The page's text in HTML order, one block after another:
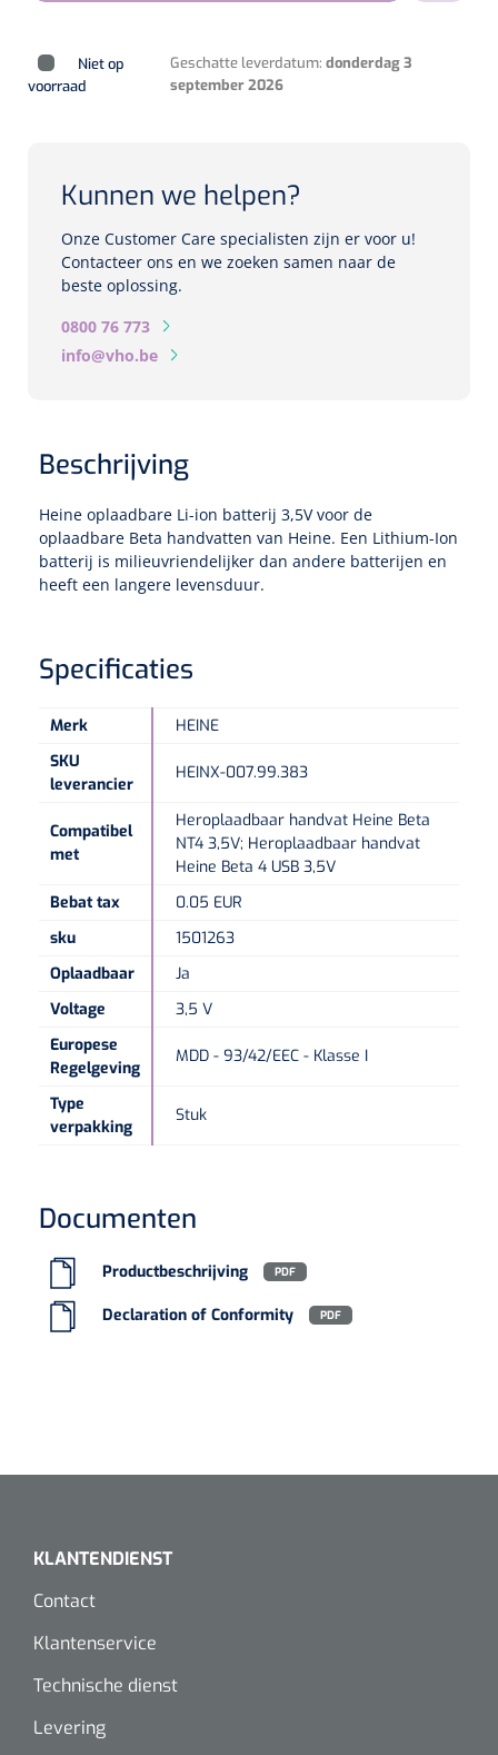
Biometers
Optische biometers
Pachimeters
Echo
Spleetlamp
Speculaire Microscopen
Lasers
Niet op
voorraad
Geschatte leverdatum: donderdag 3
september 2026
Kunnen we helpen?
Onze Customer Care specialisten zijn er voor u!
Contacteer ons en we zoeken samen naar de
beste oplossing.
0800 76 773
info@vho.be
Beschrijving
Heine oplaadbare Li-ion batterij 3,5V voor de
oplaadbare Beta handvatten van Heine. Een Lithium-Ion
batterij is milieuvriendelijker dan andere batterijen en
heeft een langere levensduur.
Specificaties
Merk
HEINE
SKU
leverancier
HEINX-007.99.383
Compatibel
met
Heroplaadbaar handvat Heine Beta
NT4 3,5V; Heroplaadbaar handvat
Heine Beta 4 USB 3,5V
Bebat tax
0.05 EUR
sku
1501263
Oplaadbaar
Ja
Voltage
3,5 V
Europese
Regelgeving
MDD - 93/42/EEC - Klasse I
Type
verpakking
Stuk
Documenten
Productbeschrijving PDF
Declaration of Conformity PDF
KLANTENDIENST
Contact
Klantenservice
Technische dienst
Levering